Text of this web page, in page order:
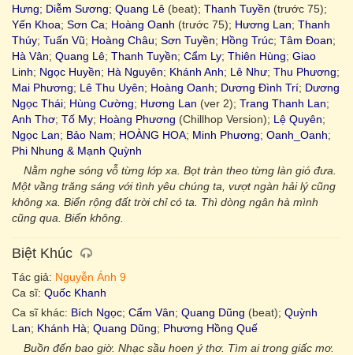
Hưng; Diễm Sương; Quang Lê (beat); Thanh Tuyền (trước 75);
Yến Khoa; Sơn Ca; Hoàng Oanh (trước 75); Hương Lan; Thanh
Thúy; Tuấn Vũ; Hoàng Châu; Sơn Tuyền; Hồng Trúc; Tâm Đoan;
Hà Vân; Quang Lê; Thanh Tuyền; Cẩm Ly; Thiên Hùng; Giao
Linh; Ngọc Huyền; Hà Nguyên; Khánh Anh; Lê Như; Thu Phương;
Mai Phương; Lê Thu Uyên; Hoàng Oanh; Dương Đình Trí; Dương
Ngọc Thái; Hùng Cường; Hương Lan (ver 2); Trang Thanh Lan;
Anh Thơ; Tố My; Hoàng Phương (Chillhop Version); Lệ Quyên;
Ngọc Lan; Bảo Nam; HOÀNG HOA; Minh Phương; Oanh_Oanh;
Phi Nhung & Mạnh Quỳnh
Nằm nghe sóng vỗ từng lớp xa. Bọt tràn theo từng làn gió đưa.
Một vầng trăng sáng với tình yêu chúng ta, vượt ngàn hải lý cũng
không xa. Biển rộng đất trời chỉ có ta. Thì dòng ngân hà mình
cũng qua. Biển không.
Biệt Khúc
Tác giả: Nguyễn Ánh 9
Ca sĩ: Quốc Khanh
Ca sĩ khác: Bích Ngọc; Cẩm Vân; Quang Dũng (beat); Quỳnh
Lan; Khánh Hà; Quang Dũng; Phương Hồng Quế
Buồn đến bao giờ. Nhạc sầu hoen ý thơ. Tìm ai trong giấc mơ.